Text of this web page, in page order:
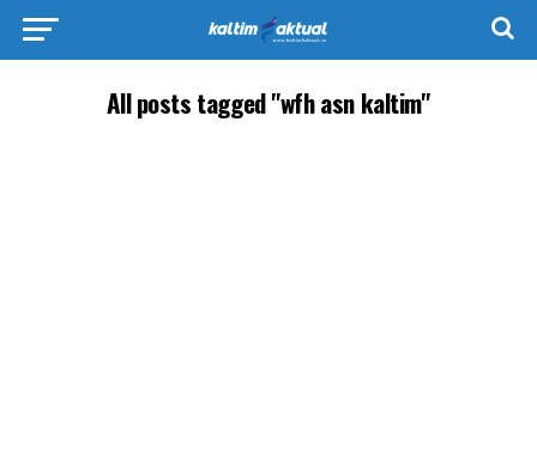
All posts tagged "wfh asn kaltim"